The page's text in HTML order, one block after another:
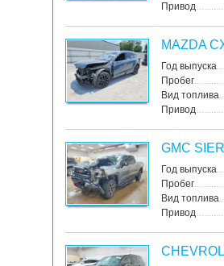
Привод
MAZDA
Год выпуска
Пробег
Вид топлива
Привод
GMC
Год выпуска
Пробег
Вид топлива
Привод